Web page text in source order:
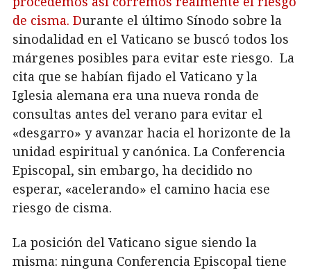
de cisma. Durante el último Sínodo sobre la
sinodalidad en el Vaticano se buscó todos los
márgenes posibles para evitar este riesgo. La
cita que se habían fijado el Vaticano y la
Iglesia alemana era una nueva ronda de
consultas antes del verano para evitar el
«desgarro» y avanzar hacia el horizonte de la
unidad espiritual y canónica. La Conferencia
Episcopal, sin embargo, ha decidido no
esperar, «acelerando» el camino hacia ese
riesgo de cisma.
La posición del Vaticano sigue siendo la
misma: ninguna Conferencia Episcopal tiene